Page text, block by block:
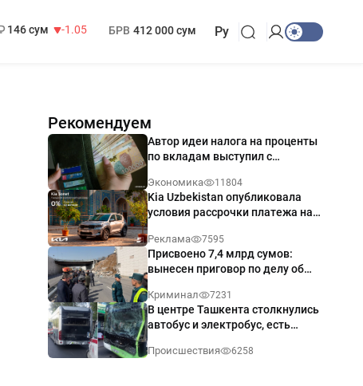
146 сум
-1.05
БРВ 412 000 сум Ру
Рекомендуем
Автор идеи налога на проценты
по вкладам выступил с
Экономика 11804
Kia Uzbekistan опубликовала
условия рассрочки платежа на
годовых
Реклама 7595
Присвоено 7,4 млрд сумов:
вынесен приговор по делу об
Ташкенте
Криминал 7231
В центре Ташкента столкнулись
автобус и электробус, есть
Происшествия 6258